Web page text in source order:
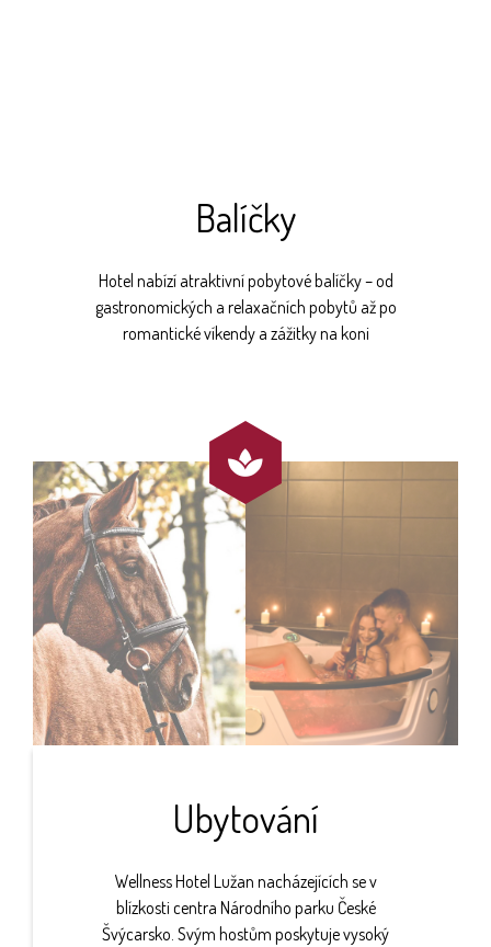
Balíčky
Hotel nabízí atraktivní pobytové balíčky – od
gastronomických a relaxačních pobytů až po
romantické víkendy a zážitky na koni

Ubytování
Wellness Hotel Lužan nacházejících se v
blízkosti centra Národního parku České
Švýcarsko. Svým hostům poskytuje vysoký